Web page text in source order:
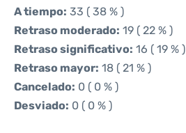
A tiempo: 33 ( 38 % )
Retraso moderado: 19 ( 22 % )
Retraso significativo: 16 ( 19 % )
Retraso mayor: 18 ( 21 % )
Cancelado: 0 ( 0 % )
Desviado: 0 ( 0 % )